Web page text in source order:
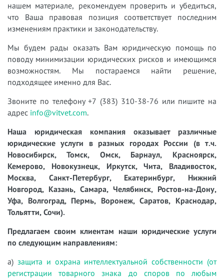
нашем материале, рекомендуем проверить и убедиться,
что Ваша правовая позиция соответствует последним
изменениям практики и законодательству.
Мы будем рады оказать Вам юридическую помощь по
поводу минимизации юридических рисков и имеющимся
возможностям. Мы постараемся найти решение,
подходящее именно для Вас.
Звоните по телефону +7 (383) 310-38-76 или пишите на
адрес info@vitvet.com.
Наша юридическая компания оказывает различные
юридические услуги в разных городах России (в т.ч.
Новосибирск, Томск, Омск, Барнаул, Красноярск,
Кемерово, Новокузнецк, Иркутск, Чита, Владивосток,
Москва, Санкт-Петербург, Екатеринбург, Нижний
Новгород, Казань, Самара, Челябинск, Ростов-на-Дону,
Уфа, Волгоград, Пермь, Воронеж, Саратов, Краснодар,
Тольятти, Сочи).
Предлагаем своим клиентам наши юридические услуги
по следующим направлениям:
а) защита и охрана интеллектуальной собственности (от
регистрации товарного знака до споров по любым